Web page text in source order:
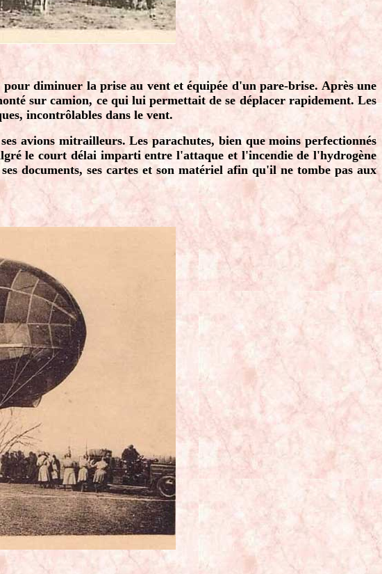
diminuer la prise au vent et équipée d'un pare-brise. Après une
sur camion, ce qui lui permettait de se déplacer rapidement. Les
incontrôlables dans le vent.
avions mitrailleurs. Les parachutes, bien que moins perfectionnés
le court délai imparti entre l'attaque et l'incendie de l'hydrogène
documents, ses cartes et son matériel afin qu'il ne tombe pas aux